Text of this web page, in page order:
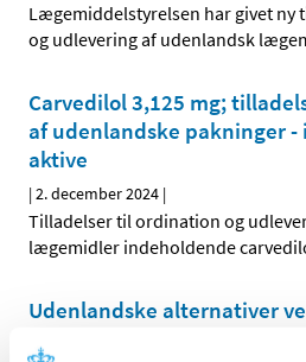
Lægemiddelstyrelsen har givet ny
og udlevering af udenlandsk
Carvedilol 3,125 mg;
af udenlandske pakninger
aktive
|2. december 2024 |
Tilladelser til ordination og
lægemidler indeholdende
Udenlandske alternativer